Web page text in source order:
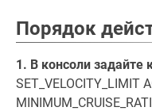
Порядок
1. В консоли задайте
SET_VELOCITY_LIMIT